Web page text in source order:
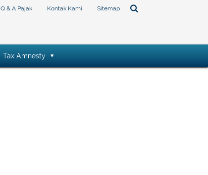
Q & A Pajak Kontak Kami Sitemap
Tax Amnesty